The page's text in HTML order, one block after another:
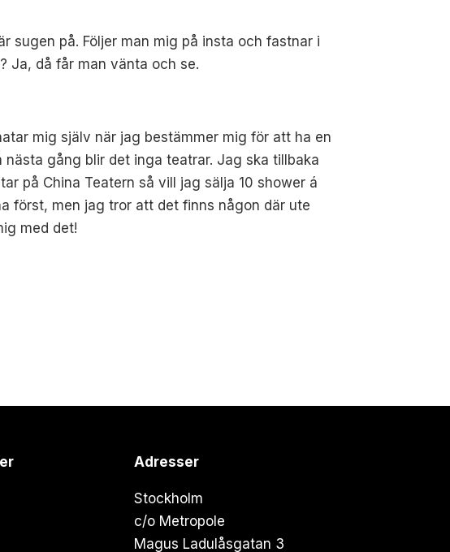
sugen på. Följer man mig på insta och fastnar i
Ja, då får man vänta och se.
mig själv när jag bestämmer mig för att ha en
gång blir det inga teatrar. Jag ska tillbaka
på China Teatern så vill jag sälja 10 shower á
först, men jag tror att det finns någon där ute
med det!
Adresser
Stockholm
c/o Metropole
Magus Ladulåsgatan 3